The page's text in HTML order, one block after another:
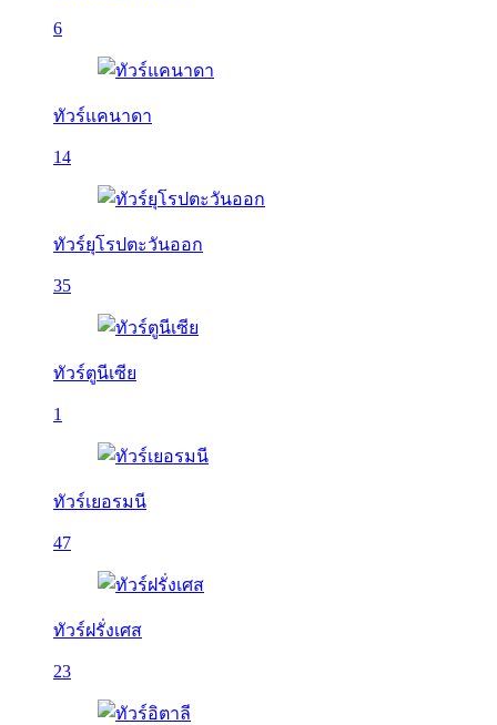
6
ทัวร์แคนาดา
14
ทัวร์ยุโรปตะวันออก
35
ทัวร์ตูนีเซีย
1
ทัวร์เยอรมนี
47
ทัวร์ฝรั่งเศส
23